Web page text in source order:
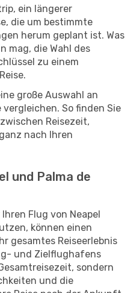
ein längerer
die um bestimmte
herum geplant ist. Was
mag, die Wahl des
zu einem
große Auswahl an
So finden Sie
Reisezeit,
nach Ihren
und Palma de
Flug von Neapel
können einen
gesamtes Reiseerlebnis
und Zielflughafens
sondern
und die